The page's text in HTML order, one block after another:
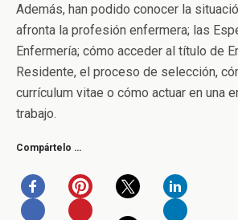
Además, han podido conocer la
afronta la profesión enfermera; las
Enfermería; cómo acceder al título de
Residente, el proceso de selección,
currículum vitae o cómo actuar en una
trabajo.
Compártelo …